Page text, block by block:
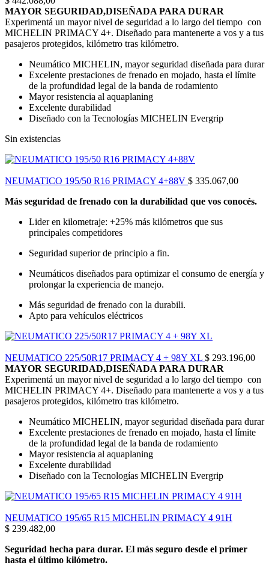
MAYOR SEGURIDAD,DISEÑADA PARA DURAR
Experimentá un mayor nivel de seguridad a lo largo del tiempo con
MICHELIN PRIMACY 4+. Diseñado para mantenerte a vos y a tus
pasajeros protegidos, kilómetro tras kilómetro.
Neumático MICHELIN, mayor seguridad diseñada para durar
Excelente prestaciones de frenado en mojado, hasta el límite
de la profundidad legal de la banda de rodamiento
Mayor resistencia al aquaplaning
Excelente durabilidad
Diseñado con la Tecnologías MICHELIN Evergrip
Sin existencias
NEUMATICO 195/50 R16 PRIMACY 4+88V $ 335.067,00
Más seguridad de frenado con la durabilidad que vos conocés.
Lider en kilometraje: +25% más kilómetros que sus
principales competidores
Seguridad superior de principio a fin.
Neumáticos diseñados para optimizar el consumo de energía y
prolongar la experiencia de manejo.
Más seguridad de frenado con la durabili.
Apto para vehículos eléctricos
NEUMATICO 225/50R17 PRIMACY 4 + 98Y XL $ 293.196,00
MAYOR SEGURIDAD,DISEÑADA PARA DURAR
Experimentá un mayor nivel de seguridad a lo largo del tiempo con
MICHELIN PRIMACY 4+. Diseñado para mantenerte a vos y a tus
pasajeros protegidos, kilómetro tras kilómetro.
Neumático MICHELIN, mayor seguridad diseñada para durar
Excelente prestaciones de frenado en mojado, hasta el límite
de la profundidad legal de la banda de rodamiento
Mayor resistencia al aquaplaning
Excelente durabilidad
Diseñado con la Tecnologías MICHELIN Evergrip
NEUMATICO 195/65 R15 MICHELIN PRIMACY 4 91H
$ 239.482,00
Seguridad hecha para durar. El más seguro desde el primer
hasta el último kilómetro.